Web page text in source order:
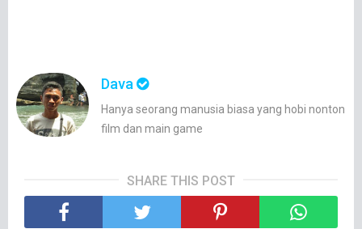
Dava
Hanya seorang manusia biasa yang hobi nonton
film dan main game
SHARE THIS POST